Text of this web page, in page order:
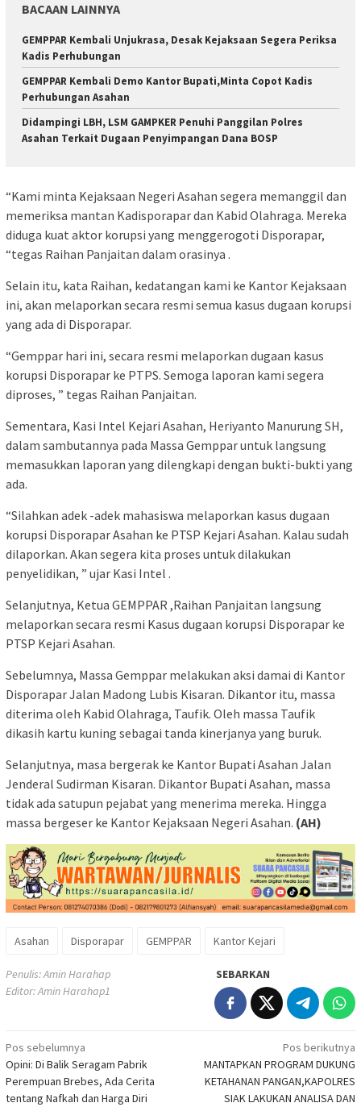
BACAAN LAINNYA
GEMPPAR Kembali Unjukrasa, Desak Kejaksaan Segera Periksa
Kadis Perhubungan
GEMPPAR Kembali Demo Kantor Bupati,Minta Copot Kadis
Perhubungan Asahan
Didampingi LBH, LSM GAMPKER Penuhi Panggilan Polres
Asahan Terkait Dugaan Penyimpangan Dana BOSP
“Kami minta Kejaksaan Negeri Asahan segera memanggil dan
memeriksa mantan Kadisporapar dan Kabid Olahraga. Mereka
diduga kuat aktor korupsi yang menggerogoti Disporapar,
“tegas Raihan Panjaitan dalam orasinya .
Selain itu, kata Raihan, kedatangan kami ke Kantor Kejaksaan
ini, akan melaporkan secara resmi semua kasus dugaan korupsi
yang ada di Disporapar.
“Gemppar hari ini, secara resmi melaporkan dugaan kasus
korupsi Disporapar ke PTPS. Semoga laporan kami segera
diproses, ” tegas Raihan Panjaitan.
Sementara, Kasi Intel Kejari Asahan, Heriyanto Manurung SH,
dalam sambutannya pada Massa Gemppar untuk langsung
memasukkan laporan yang dilengkapi dengan bukti-bukti yang
ada.
“Silahkan adek -adek mahasiswa melaporkan kasus dugaan
korupsi Disporapar Asahan ke PTSP Kejari Asahan. Kalau sudah
dilaporkan. Akan segera kita proses untuk dilakukan
penyelidikan, ” ujar Kasi Intel .
Selanjutnya, Ketua GEMPPAR ,Raihan Panjaitan langsung
melaporkan secara resmi Kasus dugaan korupsi Disporapar ke
PTSP Kejari Asahan.
Sebelumnya, Massa Gemppar melakukan aksi damai di Kantor
Disporapar Jalan Madong Lubis Kisaran. Dikantor itu, massa
diterima oleh Kabid Olahraga, Taufik. Oleh massa Taufik
dikasih kartu kuning sebagai tanda kinerjanya yang buruk.
Selanjutnya, masa bergerak ke Kantor Bupati Asahan Jalan
Jenderal Sudirman Kisaran. Dikantor Bupati Asahan, massa
tidak ada satupun pejabat yang menerima mereka. Hingga
massa bergeser ke Kantor Kejaksaan Negeri Asahan. (AH)
Asahan Disporapar GEMPPAR Kantor Kejari
Penulis: Amin Harahap
Editor: Amin Harahap1
SEBARKAN
Navigasi
pos
Pos sebelumnya
Opini: Di Balik Seragam Pabrik
Perempuan Brebes, Ada Cerita
tentang Nafkah dan Harga Diri
Pos berikutnya
MANTAPKAN PROGRAM DUKUNG
KETAHANAN PANGAN,KAPOLRES
SIAK LAKUKAN ANALISA DAN